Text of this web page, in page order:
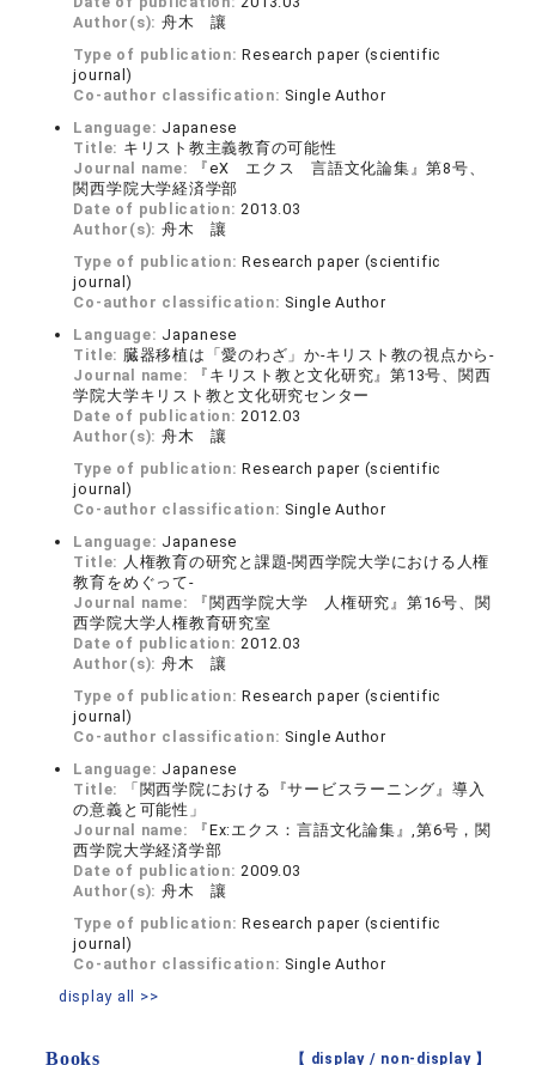
Author(s): 舟木 讓
Type of publication:Research paper (scientific
journal)
Co-author classification: Single Author
Language: Japanese
Title: キリスト教主義教育の可能性
Journal name:
『eX エクス 言語文化論集』第8号、
関西学院大学経済学部
Date of publication:2013.03
Author(s): 舟木 讓
Type of publication:Research paper (scientific
journal)
Co-author classification: Single Author
Language: Japanese
Title: 臓器移植は「愛のわざ」か-キリスト教の視点から-
Journal name:
『キリスト教と文化研究』第13号、関西
学院大学キリスト教と文化研究センター
Date of publication:2012.03
Author(s): 舟木 讓
Type of publication:Research paper (scientific
journal)
Co-author classification: Single Author
Language: Japanese
Title: 人権教育の研究と課題-関西学院大学における人権
教育をめぐって-
Journal name:
『関西学院大学 人権研究』第16号、関
西学院大学人権教育研究室
Date of publication:2012.03
Author(s): 舟木 讓
Type of publication:Research paper (scientific
journal)
Co-author classification: Single Author
Language: Japanese
Title:
「関西学院における『サービスラーニング』導入
の意義と可能性」
Journal name:
『Ex:エクス：言語文化論集』,第6号，関
西学院大学経済学部
Date of publication:2009.03
Author(s): 舟木 讓
Type of publication:Research paper (scientific
journal)
Co-author classification: Single Author
display all >>
Books 【 display / non-display】